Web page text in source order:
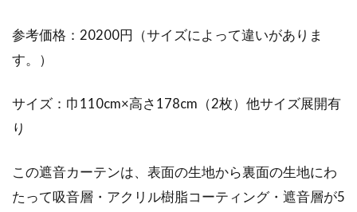
参考価格：20200円（サイズによって違いがありま
す。）
サイズ：巾110cm×高さ178cm（2枚）他サイズ展開有
り
この遮音カーテンは、表面の生地から裏面の生地にわ
たって吸音層・アクリル樹脂コーティング・遮音層が5